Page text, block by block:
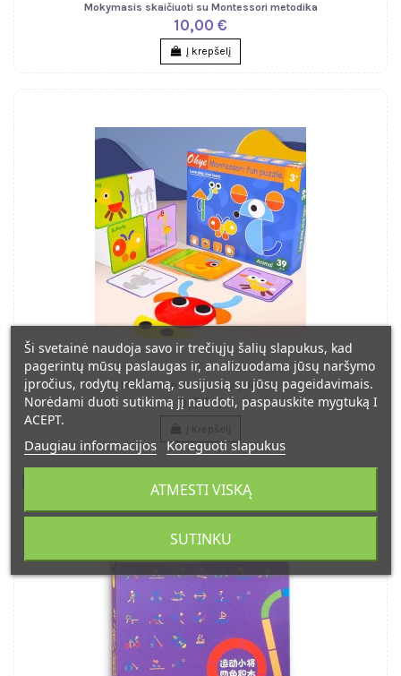
Mokymasis skaičiuoti su Montessori metodika
10,00 €
Į krepšelį
Montessori 30 užduočių dėlione
9,00 €
Į krepšelį
Ši svetainė naudoja savo ir trečiųjų šalių slapukus, kad
pagerintų mūsų paslaugas ir, analizuodama jūsų naršymo
įpročius, rodytų reklamą, susijusią su jūsų pageidavimais.
Norėdami duoti sutikimą jį naudoti, paspauskite mygtuką I
ACEPT.
Daugiau informacijos Koreguoti slapukus
ATMESTI VISKĄ
SUTINKU